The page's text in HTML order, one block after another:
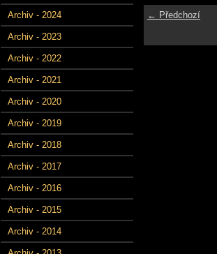
Archiv - 2024
Archiv - 2023
Archiv - 2022
Archiv - 2021
Archiv - 2020
Archiv - 2019
Archiv - 2018
Archiv - 2017
Archiv - 2016
Archiv - 2015
Archiv - 2014
← Předchozí